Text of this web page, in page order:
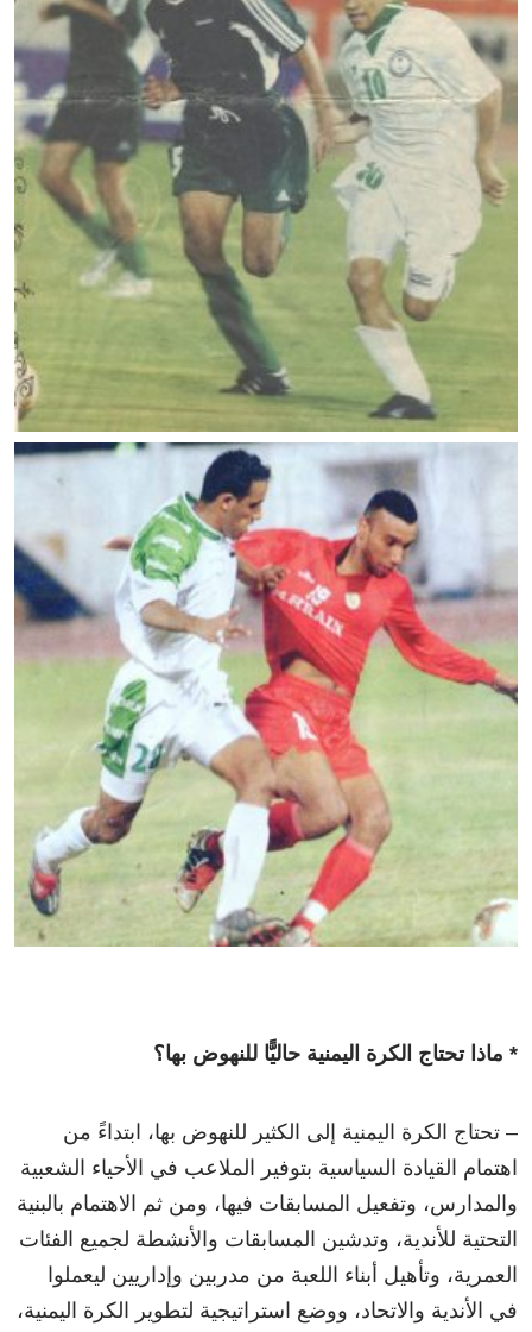
* ماذا تحتاج الكرة اليمنية حاليًّا للنهوض بها؟
– تحتاج الكرة اليمنية إلى الكثير للنهوض بها، ابتداءً من
اهتمام القيادة السياسية بتوفير الملاعب في الأحياء الشعبية
والمدارس، وتفعيل المسابقات فيها، ومن ثم الاهتمام بالبنية
التحتية للأندية، وتدشين المسابقات والأنشطة لجميع الفئات
العمرية، وتأهيل أبناء اللعبة من مدربين وإداريين ليعملوا
في الأندية والاتحاد، ووضع استراتيجية لتطوير الكرة اليمنية،